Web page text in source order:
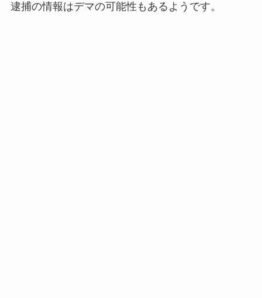
逮捕の情報はデマの可能性もあるようです。